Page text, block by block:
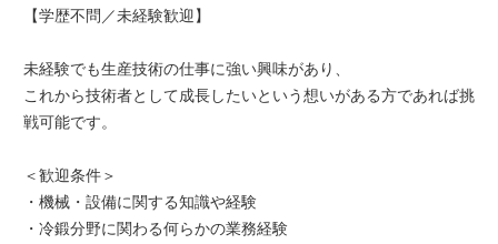
【学歴不問／未経験歓迎】
未経験でも生産技術の仕事に強い興味があり、
これから技術者として成長したいという想いがある方であれば挑
戦可能です。
＜歓迎条件＞
・機械・設備に関する知識や経験
・冷鍛分野に関わる何らかの業務経験